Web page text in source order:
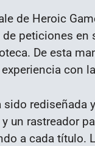
de Heroic
peticiones en
De esta
con
rediseñada
un rastreador
a cada título.